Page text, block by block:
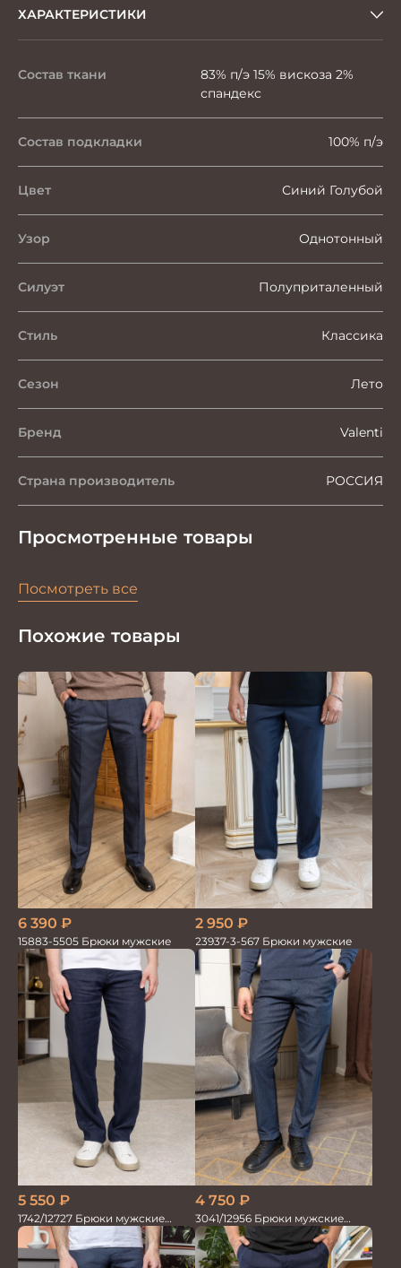
ХАРАКТЕРИСТИКИ
Состав ткани
83% п/э 15% вискоза 2%
спандекс
Состав подкладки 100% п/э
Цвет Синий Голубой
Узор Однотонный
Силуэт Полуприталенный
Стиль Классика
Сезон Лето
Бренд Valenti
Страна производитель РОССИЯ
Просмотренные товары
Посмотреть все
Похожие товары
6 390 ₽
15883-5505 Брюки мужские
2 950 ₽
23937-3-567 Брюки мужские
5 550 ₽
1742/12727 Брюки мужские
100%лён т.син
4 750 ₽
3041/12956 Брюки мужские
океан